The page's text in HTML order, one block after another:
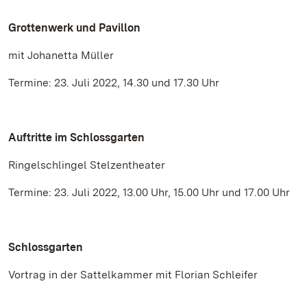
Grottenwerk und Pavillon
mit Johanetta Müller
Termine: 23. Juli 2022, 14.30 und 17.30 Uhr
Auftritte im Schlossgarten
Ringelschlingel Stelzentheater
Termine: 23. Juli 2022, 13.00 Uhr, 15.00 Uhr und 17.00 Uhr
Schlossgarten
Vortrag in der Sattelkammer mit Florian Schleifer